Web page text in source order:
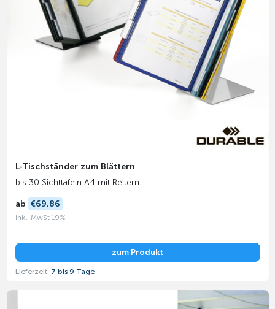
L-Tischständer zum Blättern
bis 30 Sichttafeln A4 mit Reitern
ab €69,86
inkl. MwSt 19%
zum Produkt
Lieferzeit: 7 bis 9 Tage